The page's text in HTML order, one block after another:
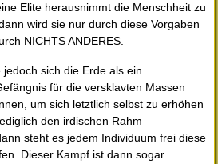
Elite herausnimmt die Menschheit zu
wird sie nur durch diese Vorgaben
NICHTS ANDERES.
jedoch sich die Erde als ein
für die versklavten Massen
um sich letztlich selbst zu erhöhen
den irdischen Rahm
steht es jedem Individuum frei diese
Dieser Kampf ist dann sogar